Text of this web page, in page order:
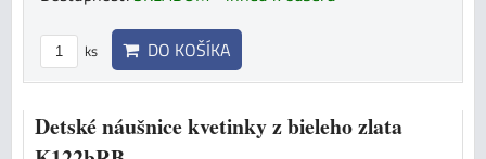
ks DO KOŠÍKA
Detské náušnice kvetinky z bieleho zlata